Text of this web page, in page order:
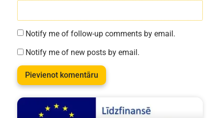
Notify me of follow-up comments by email.
Notify me of new posts by email.